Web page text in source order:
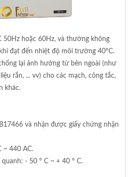
50Hz hoặc 60Hz, và thường không
đạt đến nhiệt độ môi trường 40°C.
lại ảnh hưởng từ bên ngoài (như
rắn, ... vv) cho các mạch, công tắc,
khác.
và nhận được giấy chứng nhận
~ 440 AC.
- 50 ° C ~ + 40 ° C.